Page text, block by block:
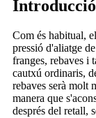
Introducció
Com és habitual,
pressió d'aliatge
franges, rebaves i
cautxú ordinaris,
rebaves serà molt
manera que
després del retall,